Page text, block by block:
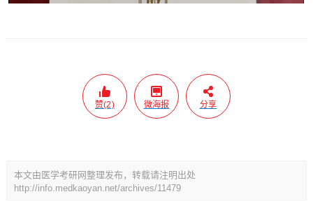
赞(2) 微海报 分享
本文由医学考研网整理发布，转载请注明出处
http://info.medkaoyan.net/archives/11479